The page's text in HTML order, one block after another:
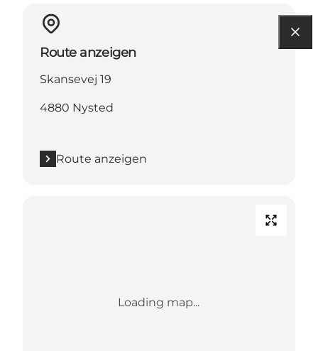
Route anzeigen
Skansevej 19
4880 Nysted
Route anzeigen
Loading map...